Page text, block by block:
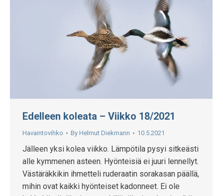
Edelleen koleata – Viikko 18/2021
Havaintovihko By Helmut Diekmann 10.5.2021
Jälleen yksi kolea viikko. Lämpötila pysyi sitkeästi
alle kymmenen asteen. Hyönteisiä ei juuri lennellyt.
Västäräkkikin ihmetteli ruderaatin sorakasan päällä,
mihin ovat kaikki hyönteiset kadonneet. Ei ole